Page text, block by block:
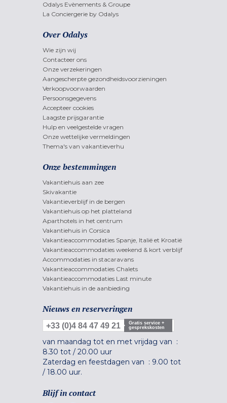
Odalys Evènements & Groupe
La Conciergerie by Odalys
Over Odalys
Wie zijn wij
Contacteer ons
Onze verzekeringen
Aangescherpte gezondheidsvoorzieningen
Verkoopvoorwaarden
Persoonsgegevens
Accepteer cookies
Laagste prijsgarantie
Hulp en veelgestelde vragen
Onze wettelijke vermeldingen
Thema's van vakantieverhu
Onze bestemmingen
Vakantiehuis aan zee
Skivakantie
Vakantieverblijf in de bergen
Vakantiehuis op het platteland
Aparthotels in het centrum
Vakantiehuis in Corsica
Vakantieaccommodaties Spanje, Italië et Kroatië
Vakantieaccommodaties weekend & kort verblijf
Accommodaties in stacaravans
Vakantieaccommodaties Chalets
Vakantieaccommodaties Last minute
Vakantiehuis in de aanbieding
Nieuws en reserveringen
+33 (0)4 84 47 49 21
Gratis service +
gesprekskosten
van maandag tot en met vrijdag van :
8.30 tot / 20.00 uur
Zaterdag en feestdagen van : 9.00 tot
/ 18.00 uur.
Blijf in contact